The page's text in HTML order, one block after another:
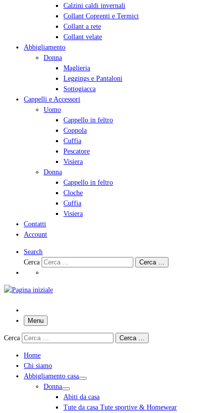
Calzini caldi invernali
Collant Coprenti e Termici
Collant a rete
Collant velate
Abbigliamento
Donna
Maglieria
Leggings e Pantaloni
Sottogiacca
Cappelli e Accessori
Uomo
Cappello in feltro
Coppola
Cuffia
Pescatore
Visiera
Donna
Cappello in feltro
Cloche
Cuffia
Visiera
Contatti
Account
Search
Cerca
Cerca …
Menu
Cerca Cerca …
Home
Chi siamo
Abbigliamento casa
Donna
Abiti da casa
Tute da casa Tute sportive & Homewear